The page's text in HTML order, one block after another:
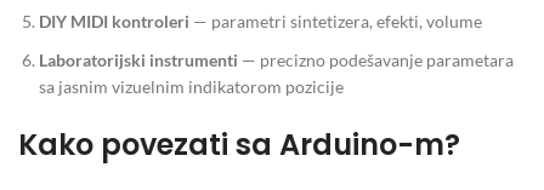
DIY MIDI kontroleri — parametri sintetizera, efekti, volume
Laboratorijski instrumenti — precizno podešavanje parametara
sa jasnim vizuelnim indikatorom pozicije
Kako povezati sa Arduino-m?